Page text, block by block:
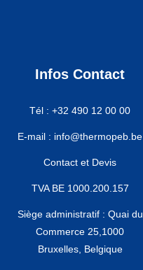
Infos Contact
Tél : +32 490 12 00 00
E-mail : info@thermopeb.be
Contact et Devis
TVA BE 1000.200.157
Siège administratif : Quai du
Commerce 25,1000
Bruxelles, Belgique